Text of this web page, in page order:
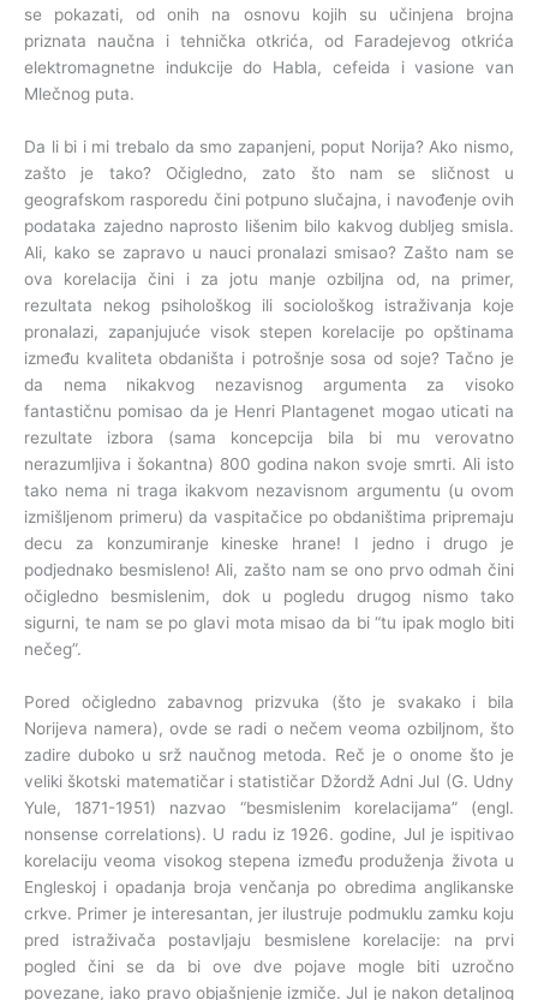
se pokazati, od onih na osnovu kojih su učinjena brojna
priznata naučna i tehnička otkrića, od Faradejevog otkrića
elektromagnetne indukcije do Habla, cefeida i vasione van
Mlečnog puta.
Da li bi i mi trebalo da smo zapanjeni, poput Norija? Ako nismo,
zašto je tako? Očigledno, zato što nam se sličnost u
geografskom rasporedu čini potpuno slučajna, i navođenje ovih
podataka zajedno naprosto lišenim bilo kakvog dubljeg smisla.
Ali, kako se zapravo u nauci pronalazi smisao? Zašto nam se
ova korelacija čini i za jotu manje ozbiljna od, na primer,
rezultata nekog psihološkog ili sociološkog istraživanja koje
pronalazi, zapanjujuće visok stepen korelacije po opštinama
između kvaliteta obdaništa i potrošnje sosa od soje? Tačno je
da nema nikakvog nezavisnog argumenta za visoko
fantastičnu pomisao da je Henri Plantagenet mogao uticati na
rezultate izbora (sama koncepcija bila bi mu verovatno
nerazumljiva i šokantna) 800 godina nakon svoje smrti. Ali isto
tako nema ni traga ikakvom nezavisnom argumentu (u ovom
izmišljenom primeru) da vaspitačice po obdaništima pripremaju
decu za konzumiranje kineske hrane! I jedno i drugo je
podjednako besmisleno! Ali, zašto nam se ono prvo odmah čini
očigledno besmislenim, dok u pogledu drugog nismo tako
sigurni, te nam se po glavi mota misao da bi “tu ipak moglo biti
nečeg”.
Pored očigledno zabavnog prizvuka (što je svakako i bila
Norijeva namera), ovde se radi o nečem veoma ozbiljnom, što
zadire duboko u srž naučnog metoda. Reč je o onome što je
veliki škotski matematičar i statističar Džordž Adni Jul (G. Udny
Yule, 1871-1951) nazvao “besmislenim korelacijama” (engl.
nonsense correlations). U radu iz 1926. godine, Jul je ispitivao
korelaciju veoma visokog stepena između produženja života u
Engleskoj i opadanja broja venčanja po obredima anglikanske
crkve. Primer je interesantan, jer ilustruje podmuklu zamku koju
pred istraživača postavljaju besmislene korelacije: na prvi
pogled čini se da bi ove dve pojave mogle biti uzročno
povezane, iako pravo objašnjenje izmiče. Jul je nakon detaljnog